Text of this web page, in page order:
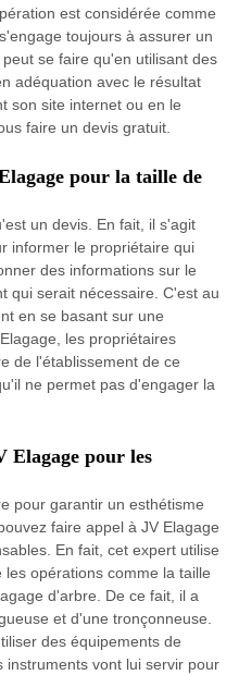
est considérée comme
toujours à assurer un
se faire qu'en utilisant des
adéquation avec le résultat
son site internet ou en le
faire un devis gratuit.
pour la taille de
un devis. En fait, il s'agit
informer le propriétaire qui
des informations sur le
qui serait nécessaire. C'est au
en se basant sur une
les propriétaires
de l'établissement de ce
ne permet pas d'engager la
Elagage pour les
pour garantir un esthétisme
faire appel à JV Elagage
En fait, cet expert utilise
opérations comme la taille
d'arbre. De ce fait, il a
et d'une tronçonneuse.
des équipements de
instruments vont lui servir pour